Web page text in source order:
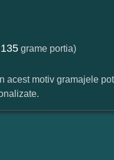
135 grame portia)
motiv gramajele